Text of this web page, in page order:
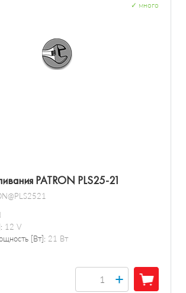
PATRON PLS25-21
12 V
[Вт]: 21 Вт
много
+